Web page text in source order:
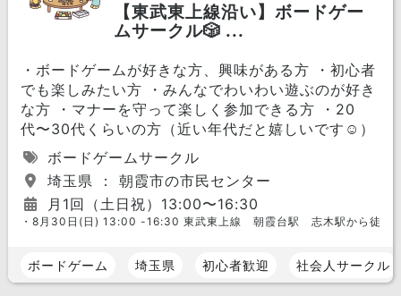
【東武東上線沿い】ボードゲー
ムサークル🎲 ...
・ボードゲームが好きな方、興味がある方 ・初心者
でも楽しみたい方 ・みんなでわいわい遊ぶのが好き
な方 ・マナーを守って楽しく参加できる方 ・20
代〜30代くらいの方（近い年代だと嬉しいです☺️）
ボードゲームサークル
埼玉県 ： 朝霞市の市民センター
月1回（土日祝）13:00〜16:30
・8月30日(日) 13:00 -16:30 東武東上線 朝霞台駅 志木駅から徒歩
ボードゲーム 埼玉県 初心者歓迎 社会人サークル